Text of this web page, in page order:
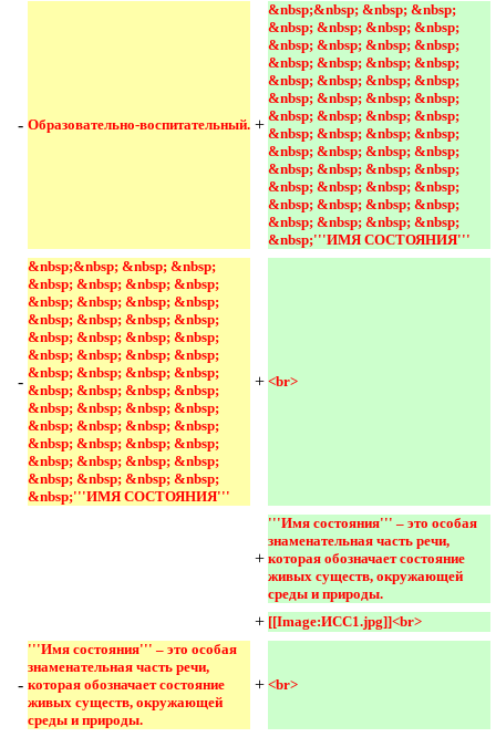
- Образовательно-воспитательный. +
&nbsp;&nbsp; &nbsp; &nbsp;
&nbsp; &nbsp; &nbsp; &nbsp;
&nbsp; &nbsp; &nbsp; &nbsp;
&nbsp; &nbsp; &nbsp; &nbsp;
&nbsp; &nbsp; &nbsp; &nbsp;
&nbsp; &nbsp; &nbsp; &nbsp;
&nbsp; &nbsp; &nbsp; &nbsp;
&nbsp; &nbsp; &nbsp; &nbsp;
&nbsp; &nbsp; &nbsp; &nbsp;
&nbsp; &nbsp; &nbsp; &nbsp;
&nbsp; &nbsp; &nbsp; &nbsp;
&nbsp; &nbsp; &nbsp; &nbsp;
&nbsp; &nbsp; &nbsp; &nbsp;
&nbsp;'''ИМЯ СОСТОЯНИЯ'''
-
&nbsp;&nbsp; &nbsp; &nbsp;
&nbsp; &nbsp; &nbsp; &nbsp;
&nbsp; &nbsp; &nbsp; &nbsp;
&nbsp; &nbsp; &nbsp; &nbsp;
&nbsp; &nbsp; &nbsp; &nbsp;
&nbsp; &nbsp; &nbsp; &nbsp;
&nbsp; &nbsp; &nbsp; &nbsp;
&nbsp; &nbsp; &nbsp; &nbsp;
&nbsp; &nbsp; &nbsp; &nbsp;
&nbsp; &nbsp; &nbsp; &nbsp;
&nbsp; &nbsp; &nbsp; &nbsp;
&nbsp; &nbsp; &nbsp; &nbsp;
&nbsp; &nbsp; &nbsp; &nbsp;
&nbsp;'''ИМЯ СОСТОЯНИЯ'''
+ <br>
+
'''Имя состояния''' – это особая
знаменательная часть речи,
которая обозначает состояние
живых существ, окружающей
среды и природы.
+ [[Image:ИСС1.jpg]]<br>
-
'''Имя состояния''' – это особая
знаменательная часть речи,
которая обозначает состояние
живых существ, окружающей
среды и природы.
+ <br>